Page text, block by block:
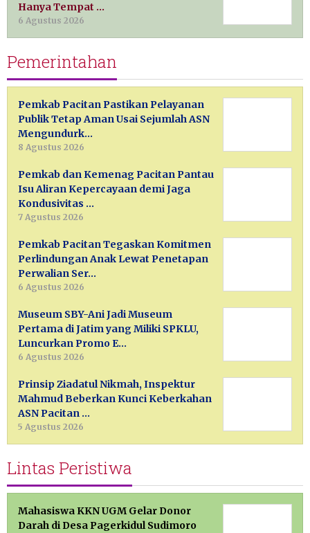
Hanya Tempat …
6 Agustus 2026
Pemerintahan
Pemkab Pacitan Pastikan Pelayanan
Publik Tetap Aman Usai Sejumlah ASN
Mengundurk…
8 Agustus 2026
Pemkab dan Kemenag Pacitan Pantau
Isu Aliran Kepercayaan demi Jaga
Kondusivitas …
7 Agustus 2026
Pemkab Pacitan Tegaskan Komitmen
Perlindungan Anak Lewat Penetapan
Perwalian Ser…
6 Agustus 2026
Museum SBY-Ani Jadi Museum
Pertama di Jatim yang Miliki SPKLU,
Luncurkan Promo E…
6 Agustus 2026
Prinsip Ziadatul Nikmah, Inspektur
Mahmud Beberkan Kunci Keberkahan
ASN Pacitan …
5 Agustus 2026
Lintas Peristiwa
Mahasiswa KKN UGM Gelar Donor
Darah di Desa Pagerkidul Sudimoro